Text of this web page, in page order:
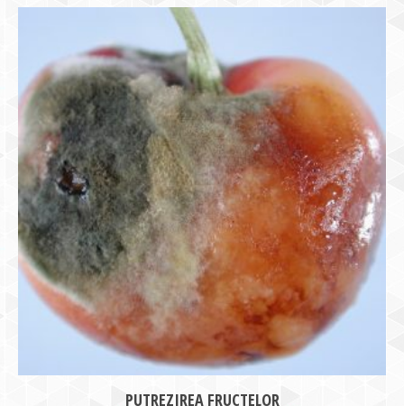
PUTREZIREA FRUCTELOR